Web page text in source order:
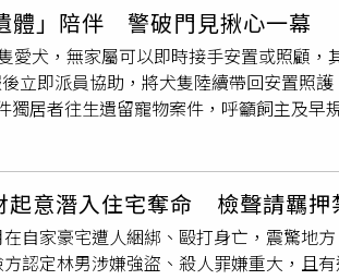
中有「引狼入室」的說法，因此整體環境
能對家中女性成員較為不利，容易出現離
非，甚至引發嚴重衝突。廖大乙也觀察到
由植栽改善氣場。不過，他認為虎邊樹
未能發揮原本化煞效果；此外，住宅後方
受到影響。廖大乙表示，自己抵達命案
下雨的情況。他依民俗角度解讀，認為
單純。他強調，風水說法僅屬民俗觀點，
入調查是否還有其他共犯、幕後因素或尚
，案件仍由檢警持續偵辦，相關犯案動
勿過度迷信。以上言論及圖片僅供參考
體」陪伴 警破門見揪心一幕
犬，無家屬可以即時接手安置或照顧，
立即派員協助，將犬隻陸續帶回安置照
居者往生遺留寵物案件，呼籲飼主及早
坪林區公所及粗窟里長李志忠通報，表
同轄區派出所及動保處前往查察。當眾
陪伴主人走完人生最後一程。新北市坪林
疫處提供）為兼顧現場安全及後續處置
陸續將犬隻安全帶回新店動物之家安置照
起意潛入住宅奪命 檢聲請羈押
自家豪宅遭人綑綁、毆打身亡，震驚地
認定林男涉嫌強盜、殺人罪嫌重大，且